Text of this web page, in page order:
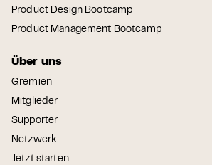
Product Design Bootcamp
Product Management Bootcamp
Über uns
Gremien
Mitglieder
Supporter
Netzwerk
Jetzt starten